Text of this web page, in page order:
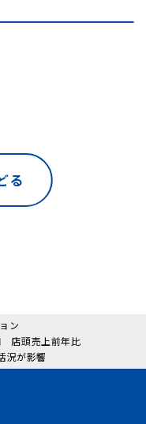
る
ン
店頭売上前年比
況が影響